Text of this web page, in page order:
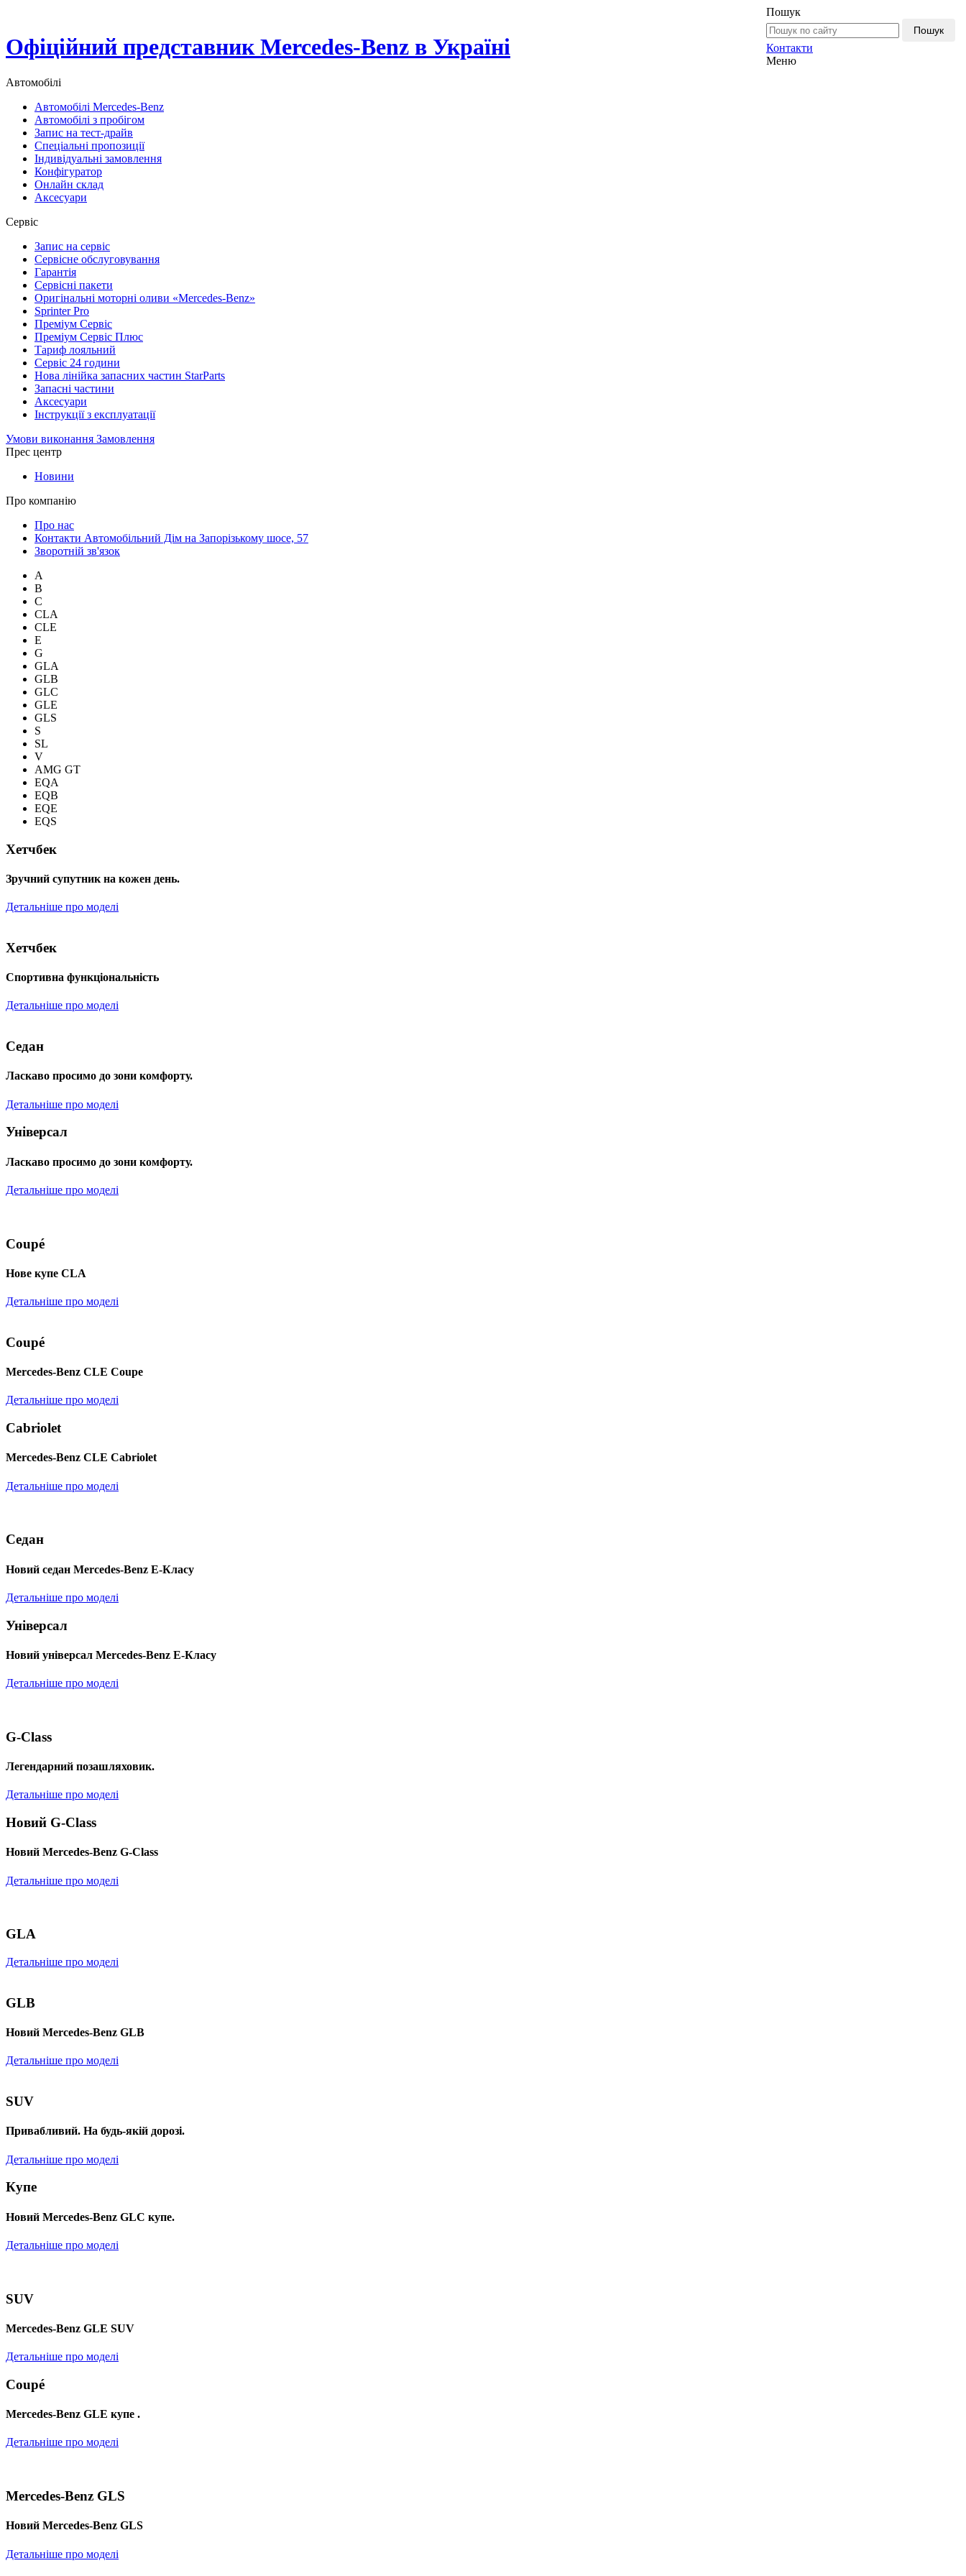
Офіційний представник Mercedes-Benz в Україні
Пошук
Пошук
Контакти
Меню
Автомобілі
Автомобілі Mercedes-Benz
Автомобілі з пробігом
Запис на тест-драйв
Спеціальні пропозиції
Індивідуальні замовлення
Конфігуратор
Онлайн склад
Аксесуари
Сервіс
Запис на сервіс
Сервісне обслуговування
Гарантія
Сервісні пакети
Оригінальні моторні оливи «Mercedes-Benz»
Sprinter Pro
Преміум Сервіс
Преміум Сервіс Плюс
Тариф лояльний
Сервіс 24 години
Нова лінійка запасних частин StarParts
Запасні частини
Аксесуари
Інструкції з експлуатації
Умови виконання Замовлення
Прес центр
Новини
Про компанію
Про нас
Контакти Автомобільний Дім на Запорізькому шосе, 57
Зворотній зв'язок
A
B
C
CLA
CLE
E
G
GLA
GLB
GLC
GLE
GLS
S
SL
V
AMG GT
EQA
EQB
EQE
EQS
Хетчбек
Зручний супутник на кожен день.
Детальніше про моделі
Хетчбек
Спортивна функціональність
Детальніше про моделі
Седан
Ласкаво просимо до зони комфорту.
Детальніше про моделі
Універсал
Ласкаво просимо до зони комфорту.
Детальніше про моделі
Coupé
Нове купе CLA
Детальніше про моделі
Coupé
Mercedes-Benz CLE Coupe
Детальніше про моделі
Cabriolet
Mercedes-Benz CLE Cabriolet
Детальніше про моделі
Седан
Новий седан Mercedes-Benz Е-Класу
Детальніше про моделі
Універсал
Новий універсал Mercedes-Benz E-Класу
Детальніше про моделі
G-Class
Легендарний позашляховик.
Детальніше про моделі
Новий G-Class
Новий Mercedes-Benz G-Class
Детальніше про моделі
GLA
Детальніше про моделі
GLB
Новий Mercedes-Benz GLB
Детальніше про моделі
SUV
Привабливий. На будь-якій дорозі.
Детальніше про моделі
Купе
Новий Mercedes-Benz GLС купе.
Детальніше про моделі
SUV
Mercedes-Benz GLE SUV
Детальніше про моделі
Coupé
Mercedes-Benz GLE купе .
Детальніше про моделі
Mercedes-Benz GLS
Новий Mercedes-Benz GLS
Детальніше про моделі